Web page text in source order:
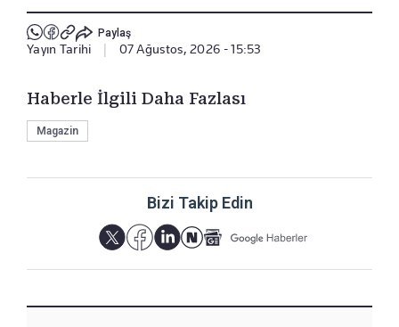
Paylaş
Yayın Tarihi 07 Ağustos, 2026 - 15:53
Haberle İlgili Daha Fazlası
Magazin
Bizi Takip Edin